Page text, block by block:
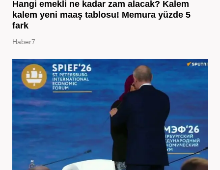
Hangi emekli ne kadar zam alacak? Kalem
kalem yeni maaş tablosu! Memura yüzde 5
fark
Haber7